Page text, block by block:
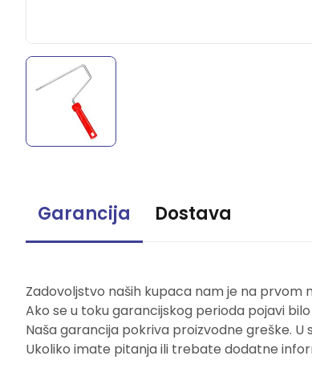
Garancija Dostava
Zadovoljstvo naših kupaca nam je na prvom
Ako se u toku garancijskog perioda pojavi
Naša garancija pokriva proizvodne greške.
Ukoliko imate pitanja ili trebate dodatne